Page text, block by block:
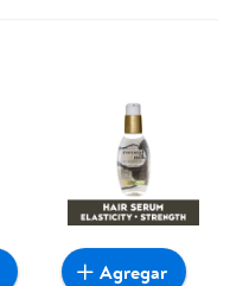
Agregar